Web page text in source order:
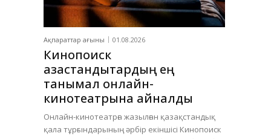
Ақпараттар ағыны 01.08.2026
Кинопоиск
қазақстандықтардың ең
танымал онлайн-
кинотеатрына айналды
Онлайн-кинотеатрға жазылған қазақстандық
қала тұрғындарының әрбір екіншісі Кинопоиск